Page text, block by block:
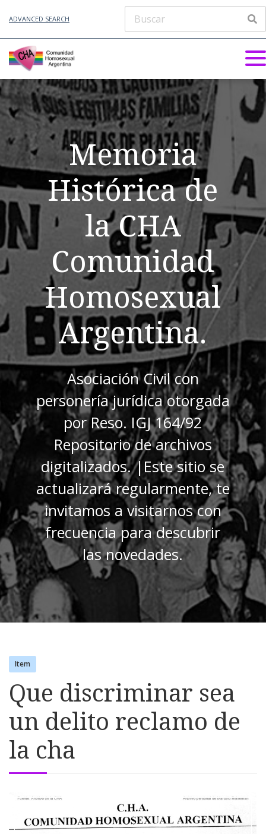
ADVANCED SEARCH
Memoria
Histórica de
la CHA
Comunidad
Homosexual
Argentina.
Asociación Civil con
personería jurídica otorgada
por Reso. IGJ 164/92
Repositorio de archivos
digitalizados. |Este sitio se
actualizará regularmente, te
invitamos a visitarnos con
frecuencia para descubrir
las novedades.
Item
Que discriminar sea
un delito reclamo de
la cha